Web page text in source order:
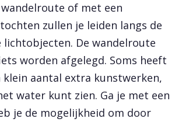
of met een
zullen je leiden langs de
lichtobjecten. De wandelroute
worden afgelegd. Soms heeft
aantal extra kunstwerken,
water kunt zien. Ga je met een
je de mogelijkheid om door